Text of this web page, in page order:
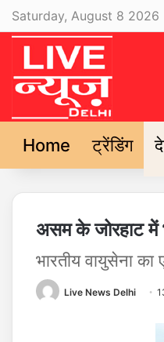
Saturday, August 8 2026
Home ट्रेंडिंग
असम के जोरहाट में
भारतीय वायुसेना
Live News Delhi